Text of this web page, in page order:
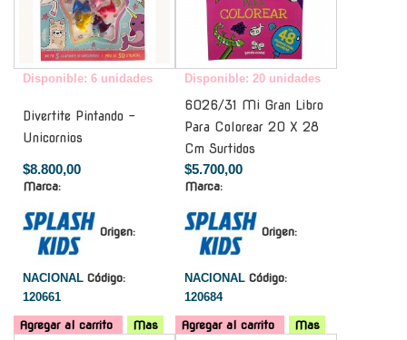
Disponible: 6 unidades
Divertite Pintando -
Unicornios
$8.800,00
Marca:
Origen:
NACIONAL Código:
120661
Agregar al carrito Mas
Disponible: 20 unidades
6026/31 Mi Gran Libro
Para Colorear 20 X 28
Cm Surtidos
$5.700,00
Marca:
Origen:
NACIONAL Código:
120684
Agregar al carrito
Mas